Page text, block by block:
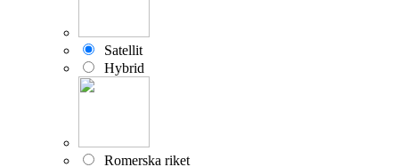
Satellit
Hybrid
Romerska riket